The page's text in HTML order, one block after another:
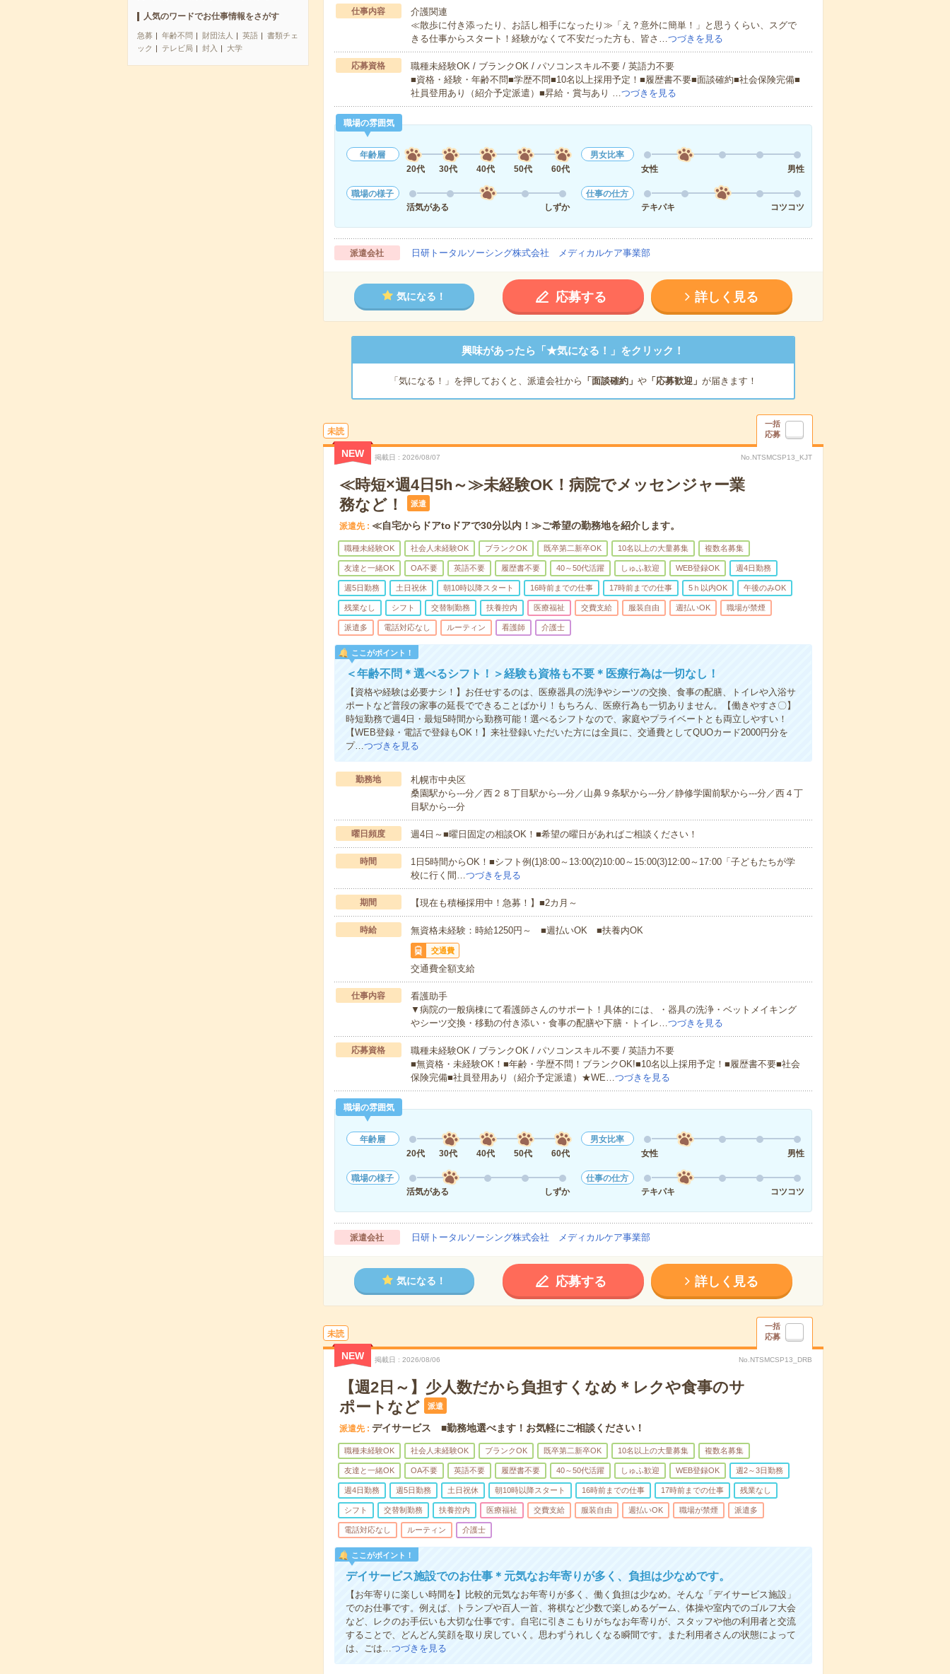
人気のワードでお仕事情報をさがす
急募 年齢不問 財団法人 英語
書類チェ
ック
テレビ局 封入 大学
仕事内容
介護関連
≪散歩に付き添ったり、お話し相手になったり≫「え？意外に簡単！」と思うくらい、スグで
きる仕事からスタート！経験がなくて不安だった方も、皆さ…つづきを見る
応募資格
職種未経験OK / ブランクOK / パソコンスキル不要 / 英語力不要
■資格・経験・年齢不問■学歴不問■10名以上採用予定！■履歴書不要■面談確約■社会保険完備■
社員登用あり（紹介予定派遣）■昇給・賞与あり …つづきを見る
職場の雰囲気
年齢層
20代
30代 40代 50代 60代
男女比率
女性
男性
職場の様子
活気がある
しずか
仕事の仕方
テキパキ
コツコツ
派遣会社 日研トータルソーシング株式会社 メディカルケア事業部
気になる！ 応募する 詳しく見る
興味があったら「★気になる！」をクリック！
「気になる！」を押しておくと、派遣会社から 「面談確約」 や「応募歓迎」 が届きます！
未読
一括
応募
NEW 掲載日 2026/08/07 No.NTSMCSP13_KJT
≪時短×週4日5h～≫未経験OK！病院でメッセンジャー業
務など！
派遣
派遣先 ≪自宅からドアtoドアで30分以内！≫ご希望の勤務地を紹介します。
職種未経験OK 社会人未経験OK ブランクOK 既卒第二新卒OK 10名以上の大量募集 複数名募集
友達と一緒OK OA不要 英語不要 履歴書不要 40～50代活躍 しゅふ歓迎 WEB登録OK 週4日勤務
週5日勤務 土日祝休 朝10時以降スタート 16時前までの仕事 17時前までの仕事 5ｈ以内OK 午後のみOK
残業なし シフト 交替制勤務 扶養控内 医療福祉 交費支給 服装自由 週払いOK 職場が禁煙
派遣多 電話対応なし ルーティン 看護師 介護士
ここがポイント！
＜年齢不問＊選べるシフト！＞経験も資格も不要＊医療行為は一切なし！
【資格や経験は必要ナシ！】お任せするのは、医療器具の洗浄やシーツの交換、食事の配膳、トイレや入浴サ
ポートなど普段の家事の延長でできることばかり！もちろん、医療行為も一切ありません。【働きやすさ〇】
時短勤務で週4日・最短5時間から勤務可能！選べるシフトなので、家庭やプライベートとも両立しやすい！
【WEB登録・電話で登録もOK！】来社登録いただいた方には全員に、交通費としてQUOカード2000円分を
プ…つづきを見る
勤務地
札幌市中央区
桑園駅から---分／西２８丁目駅から---分／山鼻９条駅から---分／静修学園前駅から---分／西４丁
目駅から---分
曜日頻度 週4日～■曜日固定の相談OK！■希望の曜日があればご相談ください！
時間
1日5時間からOK！■シフト例(1)8:00～13:00(2)10:00～15:00(3)12:00～17:00「子どもたちが学
校に行く間…つづきを見る
期間 【現在も積極採用中！急募！】■2カ月～
時給 無資格未経験：時給1250円～ ■週払いOK ■扶養内OK
交通費
交通費全額支給
仕事内容
看護助手
▼病院の一般病棟にて看護師さんのサポート！具体的には、・器具の洗浄・ベットメイキング
やシーツ交換・移動の付き添い・食事の配膳や下膳・トイレ…つづきを見る
応募資格
職種未経験OK / ブランクOK / パソコンスキル不要 / 英語力不要
■無資格・未経験OK！■年齢・学歴不問！ブランクOK!■10名以上採用予定！■履歴書不要■社会
保険完備■社員登用あり（紹介予定派遣）★WE…つづきを見る
職場の雰囲気
年齢層
20代
30代 40代 50代 60代
男女比率
女性
男性
職場の様子
活気がある
しずか
仕事の仕方
テキパキ
コツコツ
派遣会社 日研トータルソーシング株式会社 メディカルケア事業部
気になる！ 応募する 詳しく見る
未読
一括
応募
NEW 掲載日 2026/08/06 No.NTSMCSP13_DRB
【週2日～】少人数だから負担すくなめ＊レクや食事のサ
ポートなど
派遣
派遣先 デイサービス ■勤務地選べます！お気軽にご相談ください！
職種未経験OK 社会人未経験OK ブランクOK 既卒第二新卒OK 10名以上の大量募集 複数名募集
友達と一緒OK OA不要 英語不要 履歴書不要 40～50代活躍 しゅふ歓迎 WEB登録OK 週2～3日勤務
週4日勤務 週5日勤務 土日祝休 朝10時以降スタート 16時前までの仕事 17時前までの仕事 残業なし
シフト 交替制勤務 扶養控内 医療福祉 交費支給 服装自由 週払いOK 職場が禁煙 派遣多
電話対応なし ルーティン 介護士
ここがポイント！
デイサービス施設でのお仕事＊元気なお年寄りが多く、負担は少なめです。
【お年寄りに楽しい時間を】比較的元気なお年寄りが多く、働く負担は少なめ。そんな「デイサービス施設」
でのお仕事です。例えば、トランプや百人一首、将棋など少数で楽しめるゲーム、体操や室内でのゴルフ大会
など、レクのお手伝いも大切な仕事です。自宅に引きこもりがちなお年寄りが、スタッフや他の利用者と交流
することで、どんどん笑顔を取り戻していく。思わずうれしくなる瞬間です。また利用者さんの状態によって
は、ごは…つづきを見る